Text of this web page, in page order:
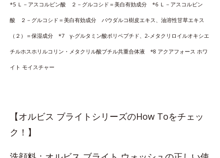
*5 Ｌ－アスコルビン酸 ２－グルコシド＝美白有効成分 *6 Ｌ－アスコルビン
酸 ２－グルコシド＝美白有効成分 パウダルコ樹皮エキス、油溶性甘草エキス
（２）＝保湿成分 *7 γ-グルタミン酸ポリペプチド、2-メタクリロイルオキシエ
チルホスホリルコリン・メタクリル酸ブチル共重合体液 *8 アクアフォース ホワ
イト モイスチャー
【オルビス ブライトシリーズのHow Toをチェッ
ク！】